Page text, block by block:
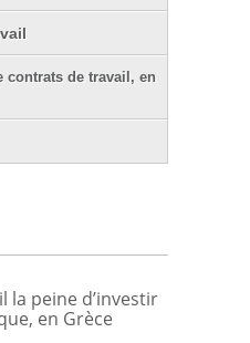
contrats de travail, en
la peine d’investir
en Grèce